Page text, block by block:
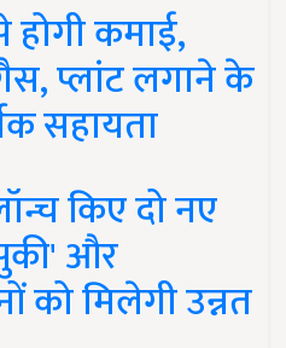
कमाई,
प्लांट लगाने के
सहायता
किए दो नए
और
को मिलेगी उन्नत